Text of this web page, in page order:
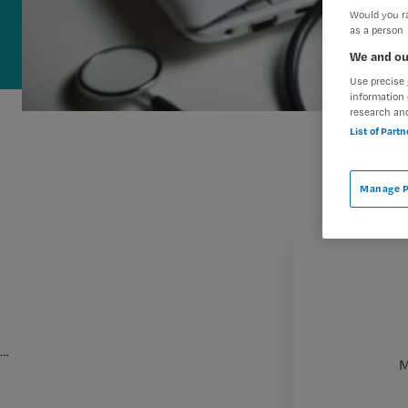
…
Would you
as a person
We and
Use
information
research
List of
Manage